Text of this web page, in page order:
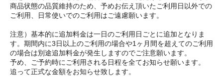
商品状態の品質維持のため、予めお伝え頂いたご利用日以外での
ご利用、日常使いでのご利用はご遠慮願います。
注意）基本的に追加料金は一日のご利用日ごとに追加となりま
す。期間内に3日以上のご利用の場合や1ヶ月間を超えてのご利用
の場合は別途追加料金が発生しますのでご注意願います。
予め、ご予約時にご利用される日程を全てお知らせ願います。
追って正式な金額をお知らせ致します。